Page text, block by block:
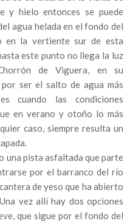
y hielo entonces se puede
agua helada en el fondo del
en la vertiente sur de esta
este punto no llega la luz
de Viguera, en su
por ser el salto de agua más
las condiciones
en verano y otoño lo más
caso, siempre resulta un
una pista asfaltada que parte
por el barranco del río
de yeso que ha abierto
vez allí hay dos opciones
que sigue por el fondo del